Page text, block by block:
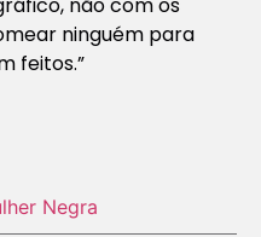
ninguém para
feitos.”
Negra